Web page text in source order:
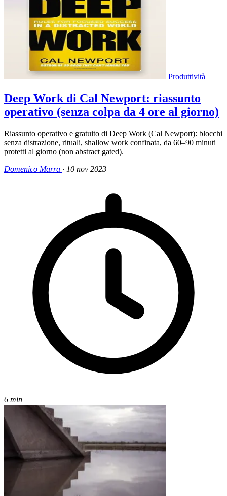
Produttività
Deep Work di Cal Newport: riassunto
operativo (senza colpa da 4 ore al giorno)
Riassunto operativo e gratuito di Deep Work (Cal Newport): blocchi
senza distrazione, rituali, shallow work confinata, da 60–90 minuti
protetti al giorno (non abstract gated).
Domenico Marra · 10 nov 2023
6 min